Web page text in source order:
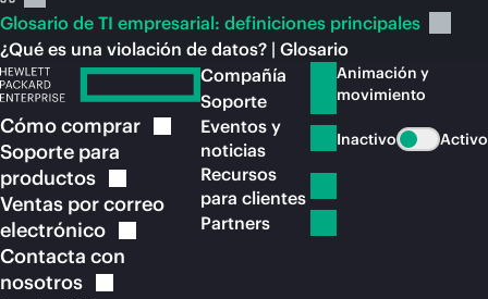
Glosario de TI empresarial: definiciones principales
¿Qué es una violación de datos? | Glosario
Cómocomprar
Soporte para
productos
Ventas por correo
electrónico
Contacta con
nosotros
Compañía
Soporte
Eventos y
noticias
Recursos
para clientes
Partners
Animación y
movimiento
Inactivo Activo